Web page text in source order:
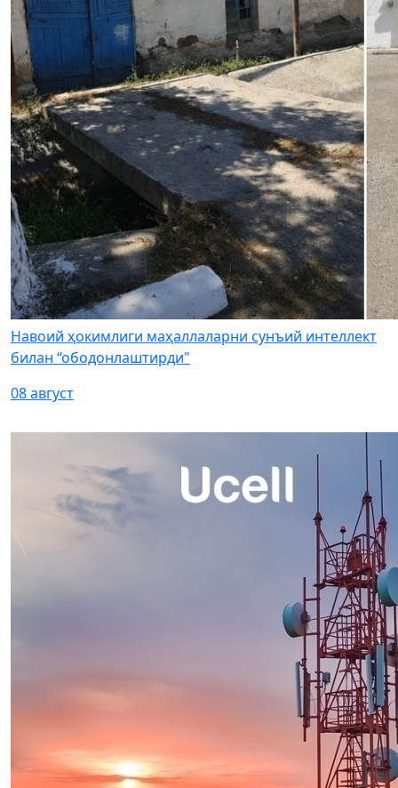
Навоий ҳокимлиги маҳаллаларни сунъий интеллект
билан “ободонлаштирди"
08 август